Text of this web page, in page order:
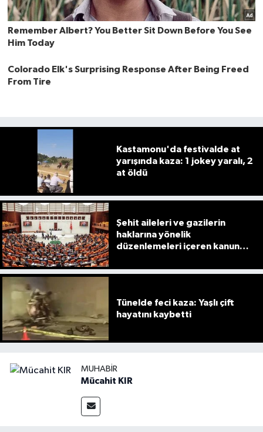
Kastamonu'da festivalde at
yarışında kaza: 1 jokey yaralı, 2
at öldü
Şehit aileleri ve gazilerin
haklarına yönelik
düzenlemeleri içeren kanun
ediyor
Tünelde feci kaza: Yaşlı çift
hayatını kaybetti
MUHABIR
Mücahit KIR